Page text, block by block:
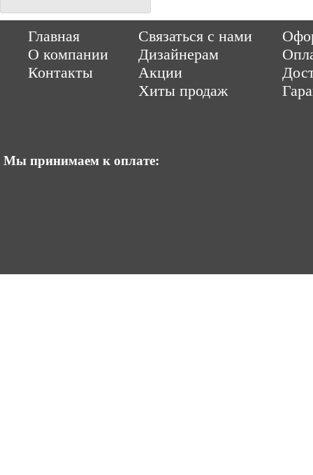
Главная
О компании
Контакты
Связаться с нами
Дизайнерам
Акции
Хиты продаж
Мы принимаем к оплате:
ItCompany Продвижение сайтов by «ВзлЁт»